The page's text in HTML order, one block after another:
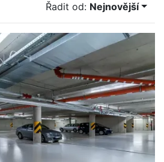
Řadit od: Nejnovější